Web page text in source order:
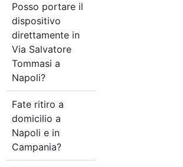
Posso portare il
dispositivo
direttamente in
Via Salvatore
Tommasi a
Napoli?
Fate ritiro a
domicilio a
Napoli e in
Campania?